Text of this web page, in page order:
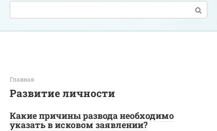
Поиск:
Главная
Развитие личности
Какие причины развода необходимо
указать в исковом заявлении?